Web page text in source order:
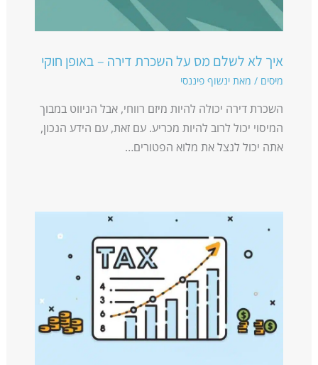
איך לא לשלם מס על השכרת דירה – באופן חוקי
מיסים / מאת ינשוף פיננסי
השכרת דירה יכולה להיות מיזם רווחי, אבל הניווט במבוך
המיסוי יכול לרוב להיות מכריע. עם זאת, עם הידע הנכון,
אתה יכול לנצל את מלוא הפטורים…